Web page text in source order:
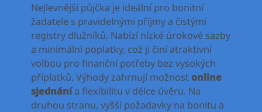
Nejlevnější půjčka je ideální pro bonitní
žadatele s pravidelnými příjmy a čistými
registry dlužníků. Nabízí nízké úrokové sazby
a minimální poplatky, což ji činí atraktivní
volbou pro finanční potřeby bez vysokých
příplatků. Výhody zahrnují možnostonline
sjednánía flexibilitu v délce úvěru. Na
druhou stranu, vyšší požadavky na bonitu a